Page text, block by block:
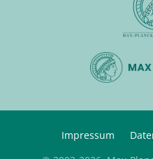
Impressum